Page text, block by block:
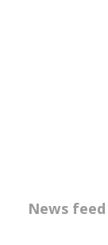
News feed